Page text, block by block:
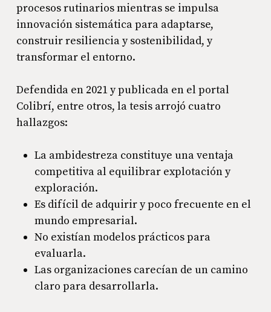
procesos rutinarios mientras se impulsa
innovación sistemática para adaptarse,
construir resiliencia y sostenibilidad, y
transformar el entorno.
Defendida en 2021 y publicada en el portal
Colibrí, entre otros, la tesis arrojó cuatro
hallazgos:
La ambidestreza constituye una ventaja
competitiva al equilibrar explotación y
exploración.
Es difícil de adquirir y poco frecuente en el
mundo empresarial.
No existían modelos prácticos para
evaluarla.
Las organizaciones carecían de un camino
claro para desarrollarla.